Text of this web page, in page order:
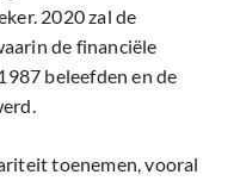
2020 zal de
de financiële
beleefden en de
toenemen, vooral